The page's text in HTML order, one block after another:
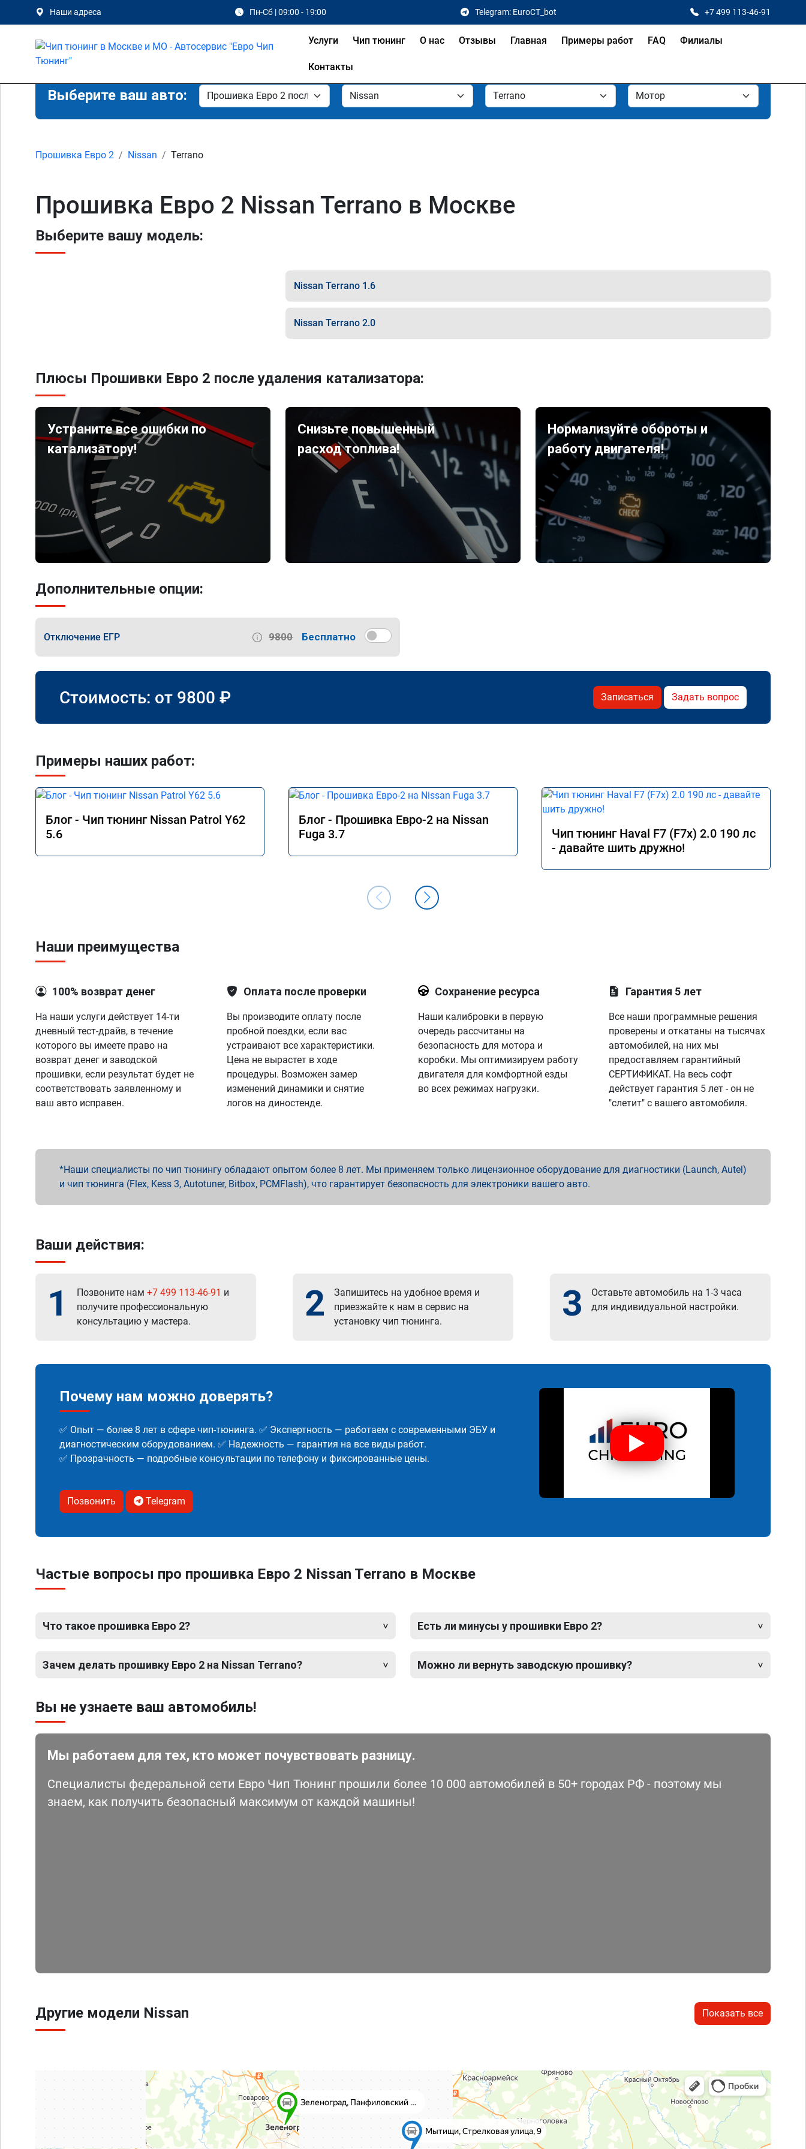
Наши адреса Пн-Сб | 09:00 - 19:00 Telegram: EuroCT_bot +7 499 113-46-91
Услуги Чип тюнинг О нас Отзывы Главная Примеры работ FAQ Филиалы
Контакты
Выберите ваш авто:
Прошивка Евро 2 Nissan Terrano
Прошивка Евро 2 Nissan Terrano в Москве
Выберите вашу модель:
Nissan Terrano 1.6
Nissan Terrano 2.0
Плюсы Прошивки Евро 2 после удаления катализатора:
Устраните все ошибки по
катализатору!
Снизьте повышенный
расход топлива!
Нормализуйте обороты и
работу двигателя!
Дополнительные опции:
Отключение ЕГР 9800 Бесплатно
Стоимость: от 9800 ₽ Записаться Задать вопрос
Примеры наших работ:
Блог - Чип тюнинг Nissan Patrol Y62
5.6
Блог - Прошивка Евро-2 на Nissan
Fuga 3.7
Чип тюнинг Haval F7 (F7x) 2.0 190 лс
- давайте шить дружно!
Наши преимущества
100% возврат денег
На наши услуги действует 14-ти
дневный тест-драйв, в течение
которого вы имеете право на
возврат денег и заводской
прошивки, если результат будет не
соответствовать заявленному и
ваш авто исправен.
Оплата после проверки
Вы производите оплату после
пробной поездки, если вас
устраивают все характеристики.
Цена не вырастет в ходе
процедуры. Возможен замер
изменений динамики и снятие
логов на диностенде.
Сохранение ресурса
Наши калибровки в первую
очередь рассчитаны на
безопасность для мотора и
коробки. Мы оптимизируем работу
двигателя для комфортной езды
во всех режимах нагрузки.
Гарантия 5 лет
Все наши программные решения
проверены и откатаны на тысячах
автомобилей, на них мы
предоставляем гарантийный
СЕРТИФИКАТ. На весь софт
действует гарантия 5 лет - он не
"слетит" с вашего автомобиля.
Наши специалисты по чип тюнингу обладают опытом более 8 лет. Мы применяем только лицензионное оборудование для диагностики (Launch, Autel)
и чип тюнинга (Flex, Kess 3, Autotuner, Bitbox, PCMFlash), что гарантирует безопасность для электроники вашего авто.
Ваши действия:
1 Позвоните нам +7 499 113-46-91 и
получите профессиональную
консультацию у мастера.
2
Запишитесь на удобное время и
приезжайте к нам в сервис на
установку чип тюнинга.
3
Оставьте автомобиль на 1-3 часа
для индивидуальной настройки.
Почему нам можно доверять?
✅ Опыт — более 8 лет в сфере чип-тюнинга. ✅ Экспертность — работаем с современными ЭБУ и
диагностическим оборудованием. ✅ Надежность — гарантия на все виды работ.
✅ Прозрачность — подробные консультации по телефону и фиксированные цены.
Позвонить Telegram
Частые вопросы про прошивка Евро 2 Nissan Terrano в Москве
Что такое прошивка Евро 2?
Зачем делать прошивку Евро 2 на Nissan Terrano?
Есть ли минусы у прошивки Евро 2?
Можно ли вернуть заводскую прошивку?
Вы не узнаете ваш автомобиль!
Мы работаем для тех, кто может почувствовать разницу.
Специалисты федеральной сети Евро Чип Тюнинг прошили более 10 000 автомобилей в 50+ городах РФ - поэтому мы
знаем, как получить безопасный максимум от каждой машины!
Другие модели Nissan Показать все